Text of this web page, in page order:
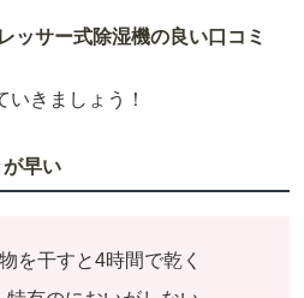
ッサー式除湿機の良い口コミ
きましょう！
早い
を干すと4時間で乾く